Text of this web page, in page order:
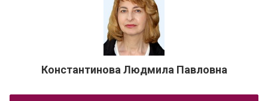
Константинова Людмила Павловна